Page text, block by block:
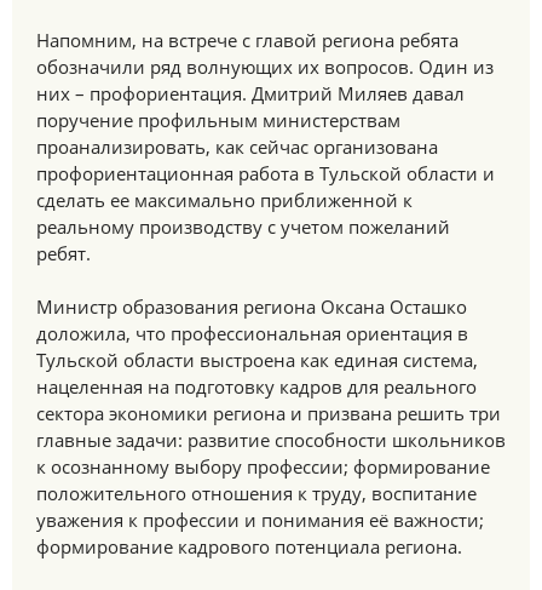
Напомним, на встрече с главой региона ребята
обозначили ряд волнующих их вопросов. Один из
них – профориентация. Дмитрий Миляев давал
поручение профильным министерствам
проанализировать, как сейчас организована
профориентационная работа в Тульской области и
сделать ее максимально приближенной к
реальному производству с учетом пожеланий
ребят.
Министр образования региона Оксана Осташко
доложила, что профессиональная ориентация в
Тульской области выстроена как единая система,
нацеленная на подготовку кадров для реального
сектора экономики региона и призвана решить три
главные задачи: развитие способности школьников
к осознанному выбору профессии; формирование
положительного отношения к труду, воспитание
уважения к профессии и понимания её важности;
формирование кадрового потенциала региона.